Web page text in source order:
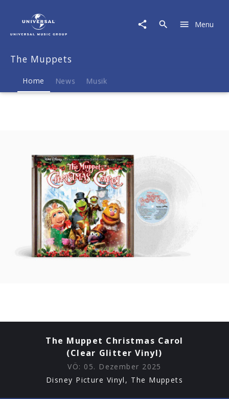
Musik
Merch
Menu
The Muppets
Home News Musik
The Muppet Christmas Carol
(Clear Glitter Vinyl)
VÖ: 05. Dezember 2025
Disney Picture Vinyl, The Muppets